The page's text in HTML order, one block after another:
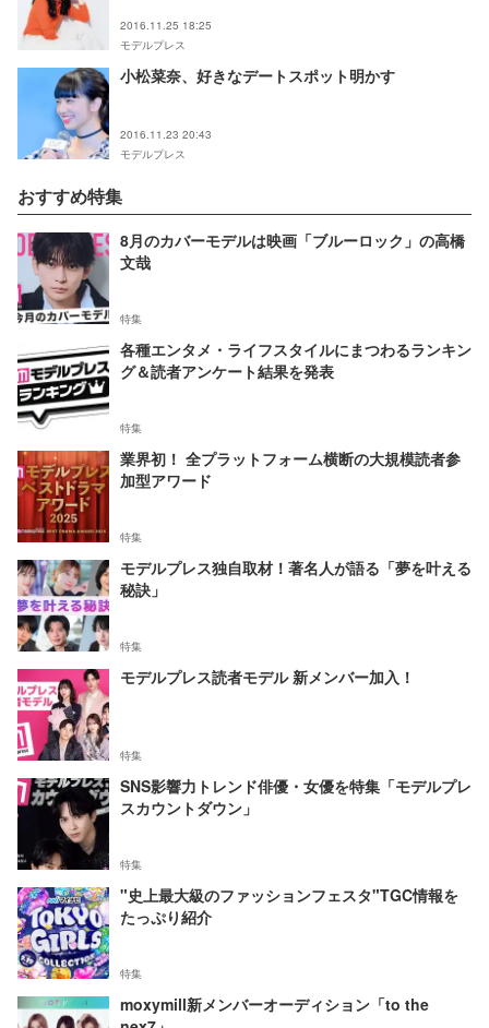
2016.11.25 18:25
モデルプレス
小松菜奈、好きなデートスポット明かす
2016.11.23 20:43
モデルプレス
おすすめ特集
8月のカバーモデルは映画「ブルーロック」の高橋
文哉
特集
各種エンタメ・ライフスタイルにまつわるランキン
グ＆読者アンケート結果を発表
特集
業界初！ 全プラットフォーム横断の大規模読者参
加型アワード
特集
モデルプレス独自取材！著名人が語る「夢を叶える
秘訣」
特集
モデルプレス読者モデル 新メンバー加入！
特集
SNS影響力トレンド俳優・女優を特集「モデルプレ
スカウントダウン」
特集
"史上最大級のファッションフェスタ"TGC情報を
たっぷり紹介
特集
moxymill新メンバーオーディション「to the